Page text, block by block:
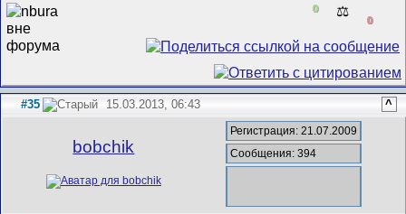
0 ⚖️
0
#35 15.03.2013, 06:43 ^
bobchik
Регистрация: 21.07.2009
Сообщения: 394